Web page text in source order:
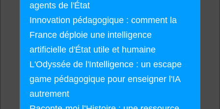
agents de l'État
Innovation pédagogique : comment la
France déploie une intelligence
artificielle d'État utile et humaine
L'Odyssée de l'Intelligence : un escape
game pédagogique pour enseigner l'IA
autrement